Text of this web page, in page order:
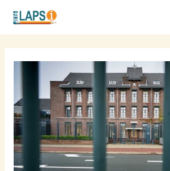
content